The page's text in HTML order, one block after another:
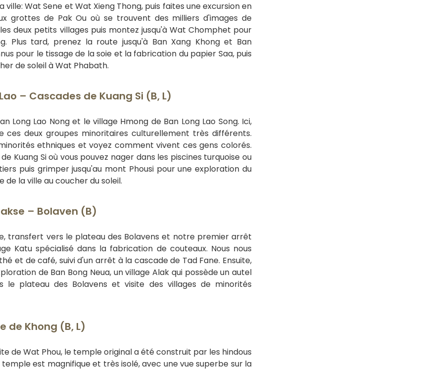
ville: Wat Sene et Wat Xieng Thong, puis faites une excursion en
grottes de Pak Ou où se trouvent des milliers d'images de
deux petits villages puis montez jusqu'à Wat Chomphet pour
Plus tard, prenez la route jusqu'à Ban Xang Khong et Ban
pour le tissage de la soie et la fabrication du papier Saa, puis
de soleil à Wat Phabath.
– Cascades de Kuang Si (B, L)
Long Lao Nong et le village Hmong de Ban Long Lao Song. Ici,
ces deux groupes minoritaires culturellement très différents.
ethniques et voyez comment vivent ces gens colorés.
Kuang Si où vous pouvez nager dans les piscines turquoise ou
puis grimper jusqu'au mont Phousi pour une exploration du
la ville au coucher du soleil.
– Bolaven (B)
transfert vers le plateau des Bolavens et notre premier arrêt
Katu spécialisé dans la fabrication de couteaux. Nous nous
et de café, suivi d'un arrêt à la cascade de Tad Fane. Ensuite,
de Ban Bong Neua, un village Alak qui possède un autel
le plateau des Bolavens et visite des villages de minorités
de Khong (B, L)
de Wat Phou, le temple original a été construit par les hindous
est magnifique et très isolé, avec une vue superbe sur la